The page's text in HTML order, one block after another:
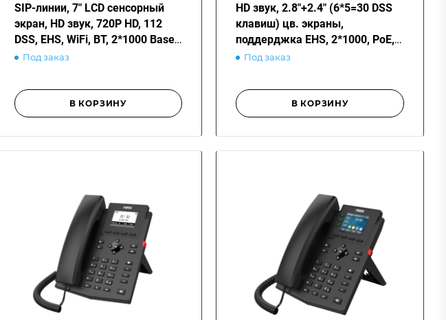
SIP-линии, 7" LCD сенсорный
экран, HD звук, 720P HD, 112
DSS, EHS, WiFi, BT, 2*1000 Base-
T, PoE, Android
Под заказ
В КОРЗИНУ
HD звук, 2.8"+2.4" (6*5=30 DSS
клавиш) цв. экраны,
поддерджка EHS, 2*1000, PoE,
BT (опц.), WiFi (опц.)
Под заказ
В КОРЗИНУ